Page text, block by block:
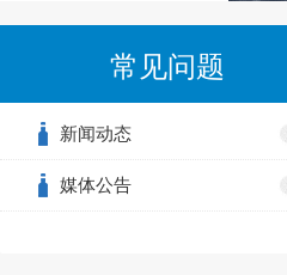
常见问题
新闻动态
媒体公告